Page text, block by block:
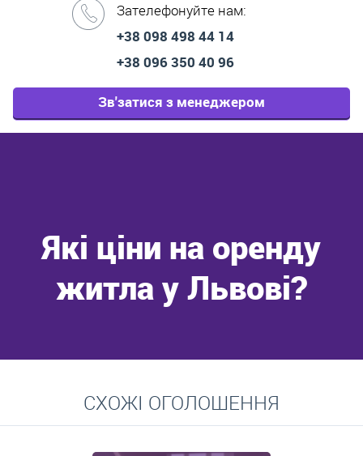
Зателефонуйте нам:
+38 098 498 44 14
+38 096 350 40 96
Зв'затися з менеджером
Які ціни на оренду
житла у Львові?
Середні ціни на довготривалу оренду квартир, особняків,
кімнат
СХОЖІ ОГОЛОШЕННЯ